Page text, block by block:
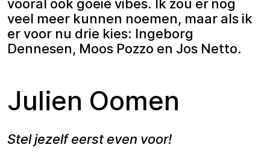
vooral ook goeie vibes. Ik zou er nog
veel meer kunnen noemen, maar als ik
er voor nu drie kies: Ingeborg
Dennesen, Moos Pozzo en Jos Netto.
Julien Oomen
Stel jezelf eerst even voor!